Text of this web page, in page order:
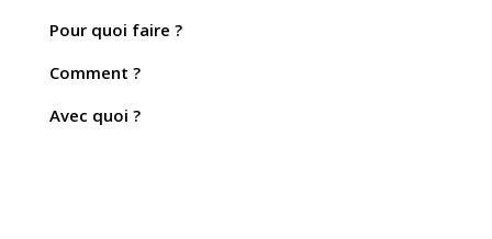
Pour quoi faire ?
Comment ?
Avec quoi ?